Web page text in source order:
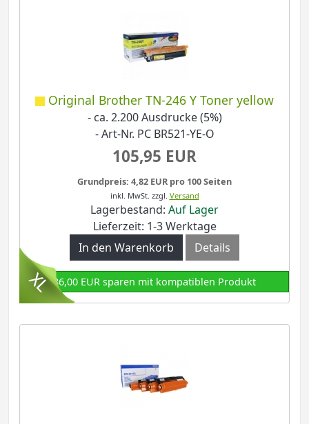
Original Brother TN-246 Y Toner yellow
- ca. 2.200 Ausdrucke (5%)
- Art-Nr. PC BR521-YE-O
105,95 EUR
Grundpreis: 4,82 EUR pro 100 Seiten
inkl. MwSt. zzgl. Versand
Lagerbestand: Auf Lager
Lieferzeit: 1-3 Werktage
In den Warenkorb
Details
86,00 EUR sparen mit kompatiblen Produkt